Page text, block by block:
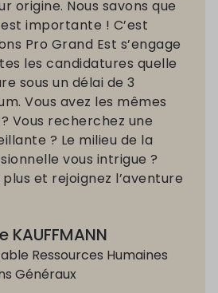
origine. Nous savons que
importante ! C’est
Pro Grand Est s’engage
les candidatures quelle
sous un délai de 3
Vous avez les mêmes
Vous recherchez une
? Le milieu de la
vous intrigue ?
et rejoignez l’aventure
KAUFFMANN
Ressources Humaines
Généraux